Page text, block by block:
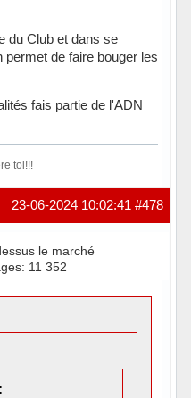
du Club et dans se
de faire bouger les
fais partie de l'ADN
toi!!!
#478
23-06-2024 10:02:41
le marché
11 352